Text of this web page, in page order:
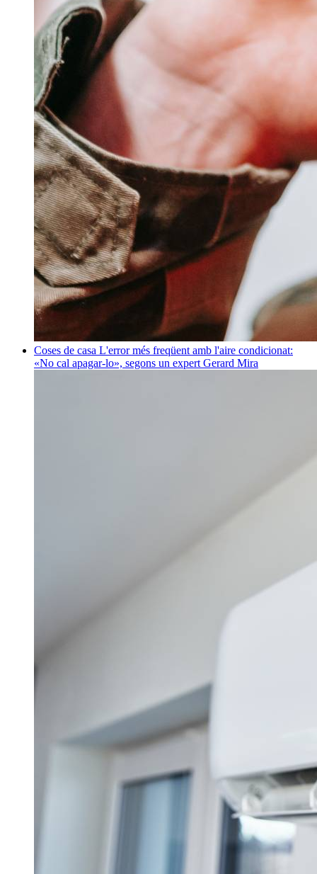
Coses de casa L'error més freqüent amb l'aire condicionat:
«No cal apagar-lo», segons un expert Gerard Mira